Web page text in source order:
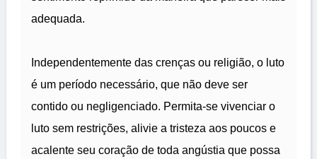
adequada.
Independentemente das crenças ou religião, o luto
é um período necessário, que não deve ser
contido ou negligenciado. Permita-se vivenciar o
luto sem restrições, alivie a tristeza aos poucos e
acalente seu coração de toda angústia que possa